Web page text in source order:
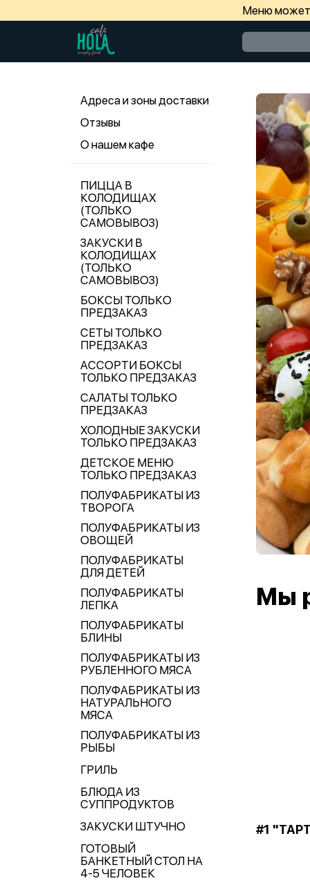
Меню может
Адреса и зоны доставки
Отзывы
О нашем кафе
ПИЦЦА В
КОЛОДИЩАХ
(ТОЛЬКО
САМОВЫВОЗ)
ЗАКУСКИ В
КОЛОДИЩАХ
(ТОЛЬКО
САМОВЫВОЗ)
БОКСЫ ТОЛЬКО
ПРЕДЗАКАЗ
СЕТЫ ТОЛЬКО
ПРЕДЗАКАЗ
АССОРТИ БОКСЫ
ТОЛЬКО ПРЕДЗАКАЗ
САЛАТЫ ТОЛЬКО
ПРЕДЗАКАЗ
ХОЛОДНЫЕ ЗАКУСКИ
ТОЛЬКО ПРЕДЗАКАЗ
ДЕТСКОЕ МЕНЮ
ТОЛЬКО ПРЕДЗАКАЗ
ПОЛУФАБРИКАТЫ ИЗ
ТВОРОГА
ПОЛУФАБРИКАТЫ ИЗ
ОВОЩЕЙ
ПОЛУФАБРИКАТЫ
ДЛЯ ДЕТЕЙ
ПОЛУФАБРИКАТЫ
ЛЕПКА
ПОЛУФАБРИКАТЫ
БЛИНЫ
ПОЛУФАБРИКАТЫ ИЗ
РУБЛЕННОГО МЯСА
ПОЛУФАБРИКАТЫ ИЗ
НАТУРАЛЬНОГО
МЯСА
ПОЛУФАБРИКАТЫ ИЗ
РЫБЫ
ГРИЛЬ
БЛЮДА ИЗ
СУППРОДУКТОВ
ЗАКУСКИ ШТУЧНО
ГОТОВЫЙ
БАНКЕТНЫЙ СТОЛ НА
4-5 ЧЕЛОВЕК
Мы
#1